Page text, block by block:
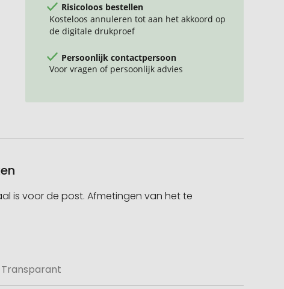
Risicoloos bestellen
Kosteloos annuleren tot aan het akkoord op
de digitale drukproef
Persoonlijk contactpersoon
Voor vragen of persoonlijk advies
is voor de post. Afmetingen van het te